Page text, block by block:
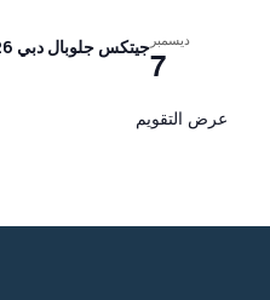
ديسمبر
7جيتكس جلوبال دبي 2026
عرض التقويم